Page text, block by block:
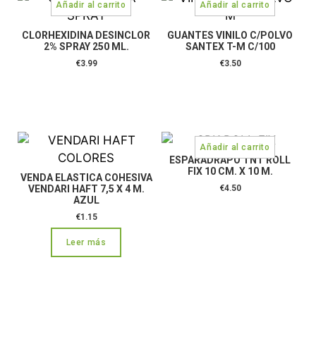
CLORHEXIDINA DESINCLOR
2% SPRAY 250 ML.
€3.99
GUANTES VINILO C/POLVO
SANTEX T-M C/100
€3.50
VENDA ELASTICA COHESIVA
VENDARI HAFT 7,5 X 4 M.
AZUL
€1.15
Leer más
ESPARADRAPO TNT ROLL
FIX 10 CM. X 10 M.
€4.50